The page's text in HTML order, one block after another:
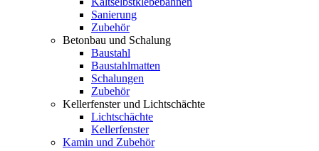
Sanierung
Zubehör
Betonbau und Schalung
Baustahl
Baustahlmatten
Schalungen
Zubehör
Kellerfenster und Lichtschächte
Lichtschächte
Kellerfenster
Kamin und Zubehör